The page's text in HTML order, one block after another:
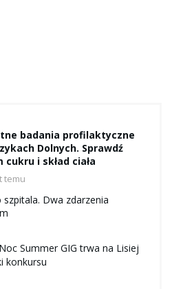
badania profilaktyczne
Dolnych. Sprawdź
cukru i skład ciała
temu
szpitala. Dwa zdarzenia
Summer GIG trwa na Lisiej
konkursu